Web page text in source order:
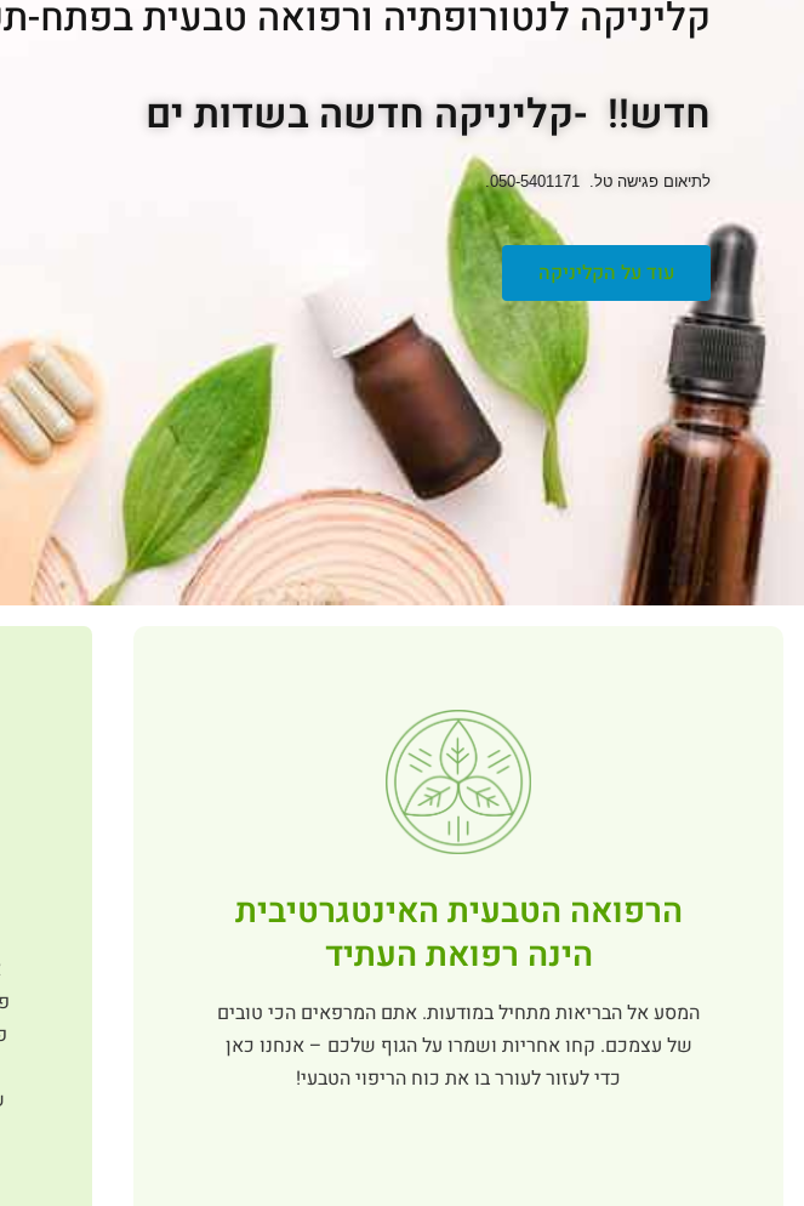
קליניקה לנטורופתיה ורפואה טבעית בפתח-
חדש!! -קליניקה חדשה בשדות ים
לתיאום פגישה טל. 050-5401171.
עוד על הקליניקה
הרפואה הטבעית האינטגרטיבית
הינה רפואת העתיד
המסע אל הבריאות מתחיל במודעות. אתם המרפאים הכי טובים
של עצמכם. קחו אחריות ושמרו על הגוף שלכם – אנחנו כאן
כדי לעזור לעורר בו את כוח הריפוי הטבעי!